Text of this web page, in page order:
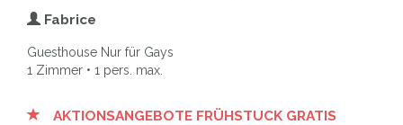
Fabrice
Guesthouse Nur für Gays
1 Zimmer • 1 pers. max.
AKTIONSANGEBOTE FRÜHSTUCK GRATIS